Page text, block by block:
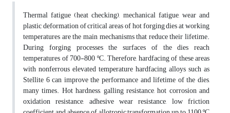
Thermal fatigue (heat checking), mechanical fatigue, wear and
plastic deformation of critical areas of hot forging dies at working
temperatures are the main mechanisms that reduce their lifetime.
During forging processes the surfaces of the dies reach
temperatures of 700-800 ºC. Therefore, hardfacing of these areas
with nonferrous elevated temperature hardfacing alloys such as
Stellite 6 can improve the performance and lifetime of the dies,
many times. Hot hardness, galling resistance, hot corrosion and
oxidation resistance, adhesive wear resistance, low friction